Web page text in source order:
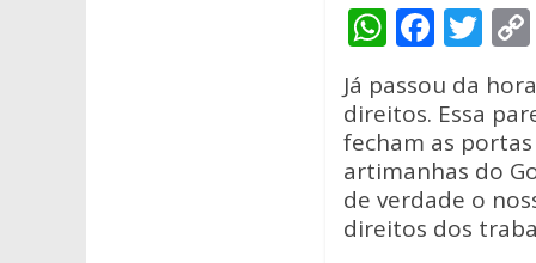
W
at
s
A
p
F
ac
e
b
o
o
T
w
itt
er
Já passou da
direitos. Essa
fecham as
artimanhas do
de verdade o
direitos dos